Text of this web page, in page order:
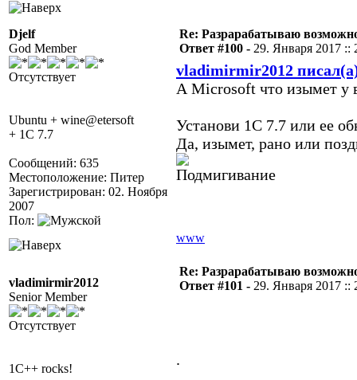
Djelf
God Member
Отсутствует
Ubuntu + wine@etersoft
+ 1C 7.7
Сообщений: 635
Местоположение: Питер
Зарегистрирован: 02. Ноября
2007
Пол:
Re: Разрарабатываю
Ответ #100 - 29. Января 2017 ::
vladimirmir2012
А Microsoft что изымет у
Установи 1С 7.7 или ее
Да, изымет, рано или
www
vladimirmir2012
Senior Member
Отсутствует
1C++ rocks!
Re: Разрарабатываю
Ответ #101 - 29. Января 2017 ::
.